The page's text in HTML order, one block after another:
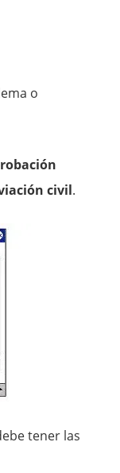
o
civil.
tener las